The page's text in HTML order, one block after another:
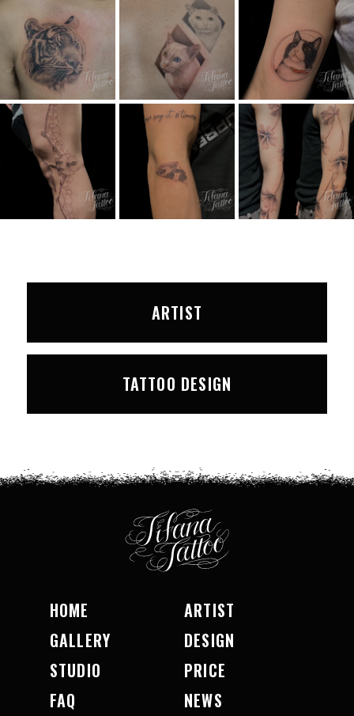
ARTIST
TATTOO DESIGN
HOME
ARTIST
GALLERY
DESIGN
STUDIO
PRICE
FAQ
NEWS